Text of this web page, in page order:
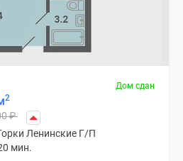
Дом сдан
2
₽
Ленинские Г/П
мин.